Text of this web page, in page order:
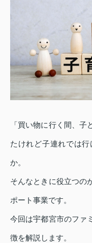
「買い物に行く間、
たけれど子連れでは
か。
そんなときに役立つの
ポート事業です。
今回は宇都宮市のファ
徴を解説します。